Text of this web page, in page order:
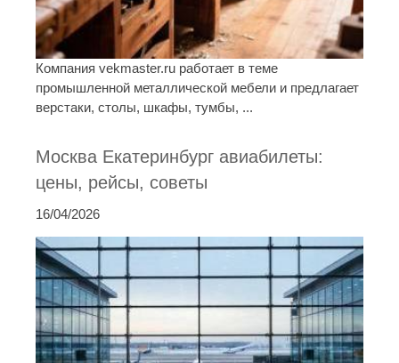
Компания vekmaster.ru работает в теме
промышленной металлической мебели и предлагает
верстаки, столы, шкафы, тумбы, ...
Москва Екатеринбург авиабилеты:
цены, рейсы, советы
16/04/2026